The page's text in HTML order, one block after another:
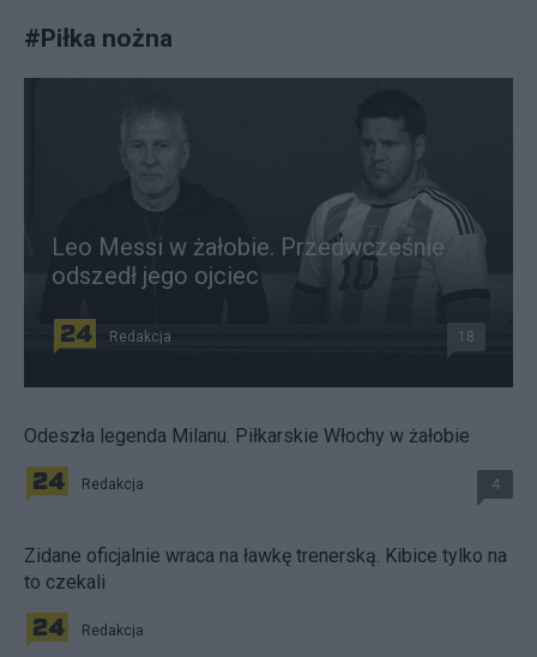
#Piłka nożna
Leo Messi w żałobie. Przedwcześnie
odszedł jego ojciec
Redakcja 18
Odeszła legenda Milanu. Piłkarskie Włochy w żałobie
Redakcja 4
Zidane oficjalnie wraca na ławkę trenerską. Kibice tylko na
to czekali
Redakcja